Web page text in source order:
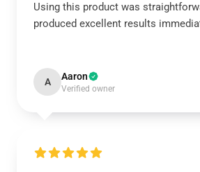
Using this product was
produced excellent results
A Aaron
Verified owner